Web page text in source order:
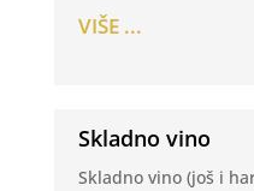
VIŠE ...
Skladno vino
Skladno vino (još i